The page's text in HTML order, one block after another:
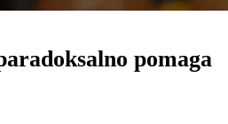
pomaga